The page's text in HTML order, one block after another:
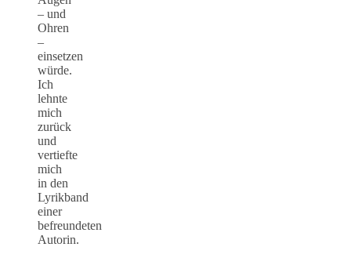
– und
Ohren
–
einsetzen
würde.
Ich
lehnte
mich
zurück
und
vertiefte
mich
in den
Lyrikband
einer
befreundeten
Autorin.